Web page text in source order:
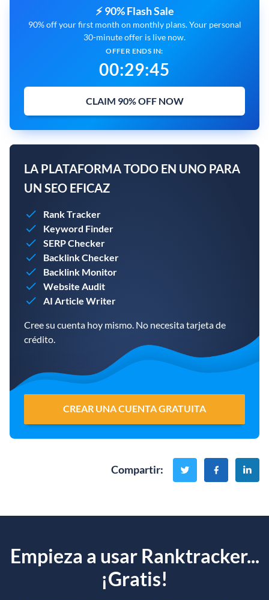
⚡ 90% Flash Sale
90% off your first month on monthly plans. Your personal
30-minute offer is live now.
OFFER ENDS IN:
00:29:44
CLAIM 90% OFF NOW
LA PLATAFORMA TODO EN UNO PARA
UN SEO EFICAZ
Rank Tracker
Keyword Finder
SERP Checker
Backlink Checker
Backlink Monitor
Website Audit
AI Article Writer
Cree su cuenta hoy mismo. No necesita tarjeta de
crédito.
CREAR UNA CUENTA GRATUITA
Compartir:
Empieza a usar Ranktracker...
¡Gratis!